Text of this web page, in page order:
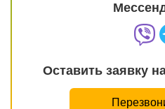
Оставить заявку